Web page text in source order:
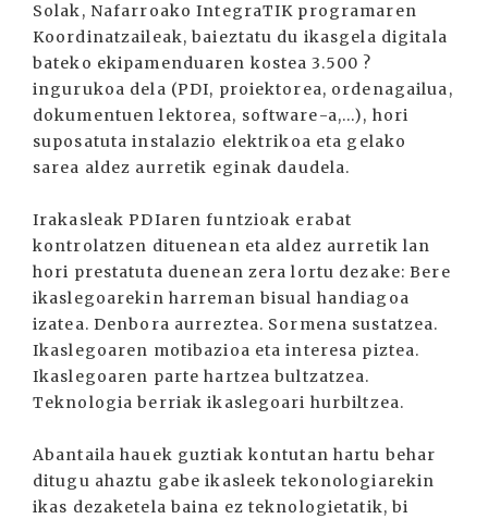
Solak, Nafarroako IntegraTIK programaren
Koordinatzaileak, baieztatu du ikasgela digitala
bateko ekipamenduaren kostea 3.500 ?
ingurukoa dela (PDI, proiektorea, ordenagailua,
dokumentuen lektorea, software-a,...), hori
suposatuta instalazio elektrikoa eta gelako
sarea aldez aurretik eginak daudela.
Irakasleak PDIaren funtzioak erabat
kontrolatzen dituenean eta aldez aurretik lan
hori prestatuta duenean zera lortu dezake: Bere
ikaslegoarekin harreman bisual handiagoa
izatea. Denbora aurreztea. Sormena sustatzea.
Ikaslegoaren motibazioa eta interesa piztea.
Ikaslegoaren parte hartzea bultzatzea.
Teknologia berriak ikaslegoari hurbiltzea.
Abantaila hauek guztiak kontutan hartu behar
ditugu ahaztu gabe ikasleek tekonologiarekin
ikas dezaketela baina ez teknologietatik, bi